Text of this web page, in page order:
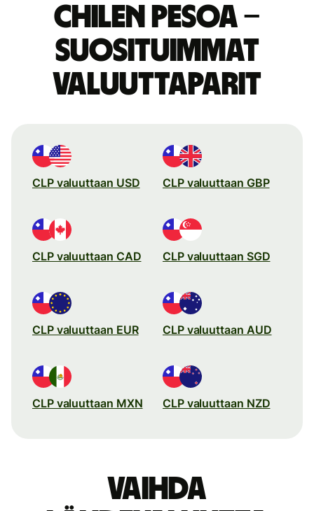
Chilen pesoa –
suosituimmat
valuuttaparit
CLP valuuttaan USD CLP valuuttaan GBP
CLP valuuttaan CAD CLP valuuttaan SGD
CLP valuuttaan EUR CLP valuuttaan AUD
CLP valuuttaan MXN CLP valuuttaan NZD
Vaihda